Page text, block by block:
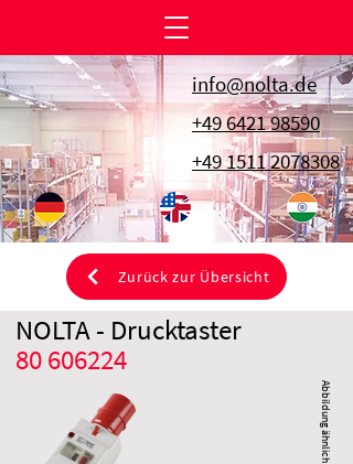
info@nolta.de
+49 6421 98590
+49 1511 2078308
Zurück zur Übersicht
80 606224
NOLTA - Drucktaster
Abbildung ähnlich